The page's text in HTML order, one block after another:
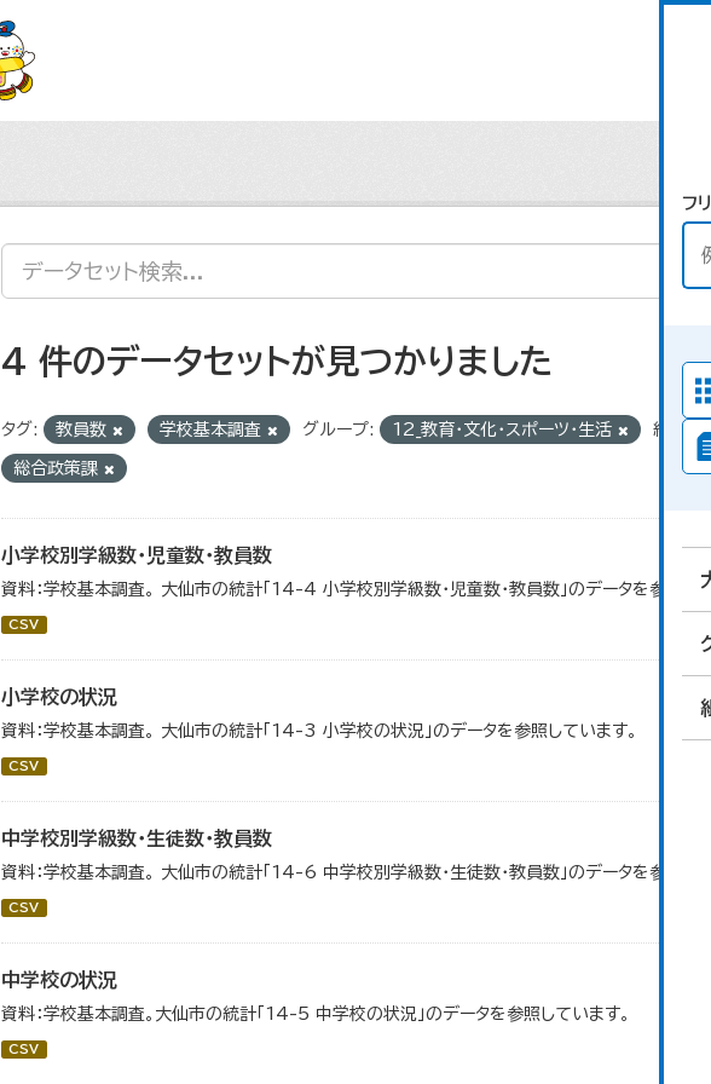
フ
4 件のデータセットが見つかりました
タグ: 教員数 学校基本調査 グループ: 12_教育・文化・スポーツ・生活 組織:
総合政策課
小学校別学級数・児童数・教員数
資料：学校基本調査。 大仙市の統計「14-4 小学校別学級数・児童数・教員数」のデータを参照し
CSV
小学校の状況
資料：学校基本調査。 大仙市の統計「14-3 小学校の状況」のデータを参照しています。
CSV
中学校別学級数・生徒数・教員数
資料：学校基本調査。 大仙市の統計「14-6 中学校別学級数・生徒数・教員数」のデータを参照して
CSV
中学校の状況
資料：学校基本調査。大仙市の統計「14-5 中学校の状況」のデータを参照しています。
CSV